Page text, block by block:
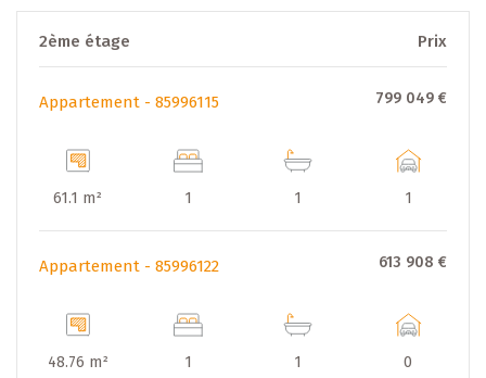
2ème étage Prix
Appartement - 85996115 799 049 €
61.1 m² 1 1 1
Appartement - 85996122 613 908 €
48.76 m² 1 1 0